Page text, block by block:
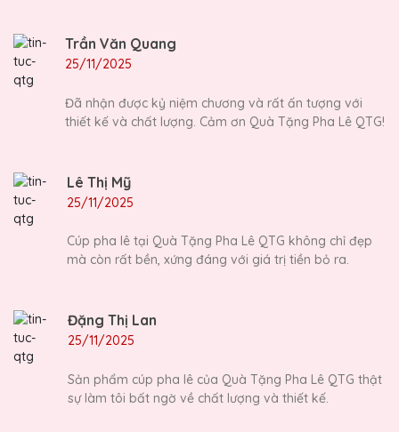
Trần Văn Quang
25/11/2025
Đã nhận được kỷ niệm chương và rất ấn tượng với
thiết kế và chất lượng. Cảm ơn Quà Tặng Pha Lê QTG!
Lê Thị Mỹ
25/11/2025
Cúp pha lê tại Quà Tặng Pha Lê QTG không chỉ đẹp
mà còn rất bền, xứng đáng với giá trị tiền bỏ ra.
Đặng Thị Lan
25/11/2025
Sản phẩm cúp pha lê của Quà Tặng Pha Lê QTG thật
sự làm tôi bất ngờ về chất lượng và thiết kế.